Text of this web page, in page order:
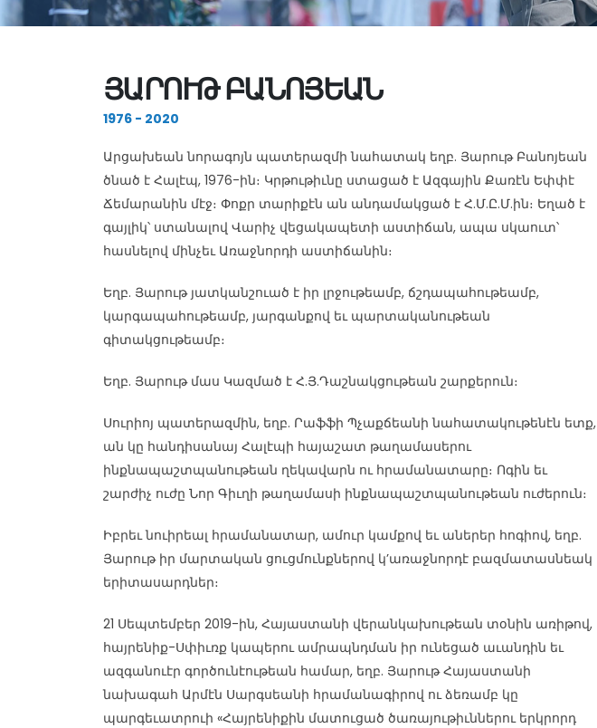
ՅԱՐՈՒԹ ԲԱՆՈՅԵԱՆ
1976 - 2020
Արցախեան նորագոյն պատերազմի նահատակ եղբ. Յարութ Բանոյեան
ծնած է Հալէպ, 1976-ին։ Կրթութիւնը ստացած է Ազգային Քառէն Եփփէ
Ճեմարանին մէջ։ Փոքր տարիքէն ան անդամակցած է Հ.Մ.Ը.Մ.ին։ Եղած է
գայլիկ՝ ստանալով Վարիչ վեցակապետի աստիճան, ապա սկաուտ՝
հասնելով մինչեւ Առաջնորդի աստիճանին։
Եղբ. Յարութ յատկանշուած է իր լրջութեամբ, ճշդապահութեամբ,
կարգապահութեամբ, յարգանքով եւ պարտականութեան
գիտակցութեամբ։
Եղբ. Յարութ մաս Կազմած է Հ.Յ.Դաշնակցութեան շարքերուն։
Սուրիոյ պատերազմին, եղբ. Րաֆֆի Պչաքճեանի նահատակութենէն ետք,
ան կը հանդիսանայ Հալէպի հայաշատ թաղամասերու
ինքնապաշտպանութեան ղեկավարն ու հրամանատարը։ Ոգին եւ
շարժիչ ուժը Նոր Գիւղի թաղամասի ինքնապաշտպանութեան ուժերուն։
Իբրեւ նուիրեալ հրամանատար, ամուր կամքով եւ աներեր հոգիով, եղբ.
Յարութ իր մարտական ցուցմունքներով կ’առաջնորդէ բազմատասնեակ
երիտասարդներ։
21 Սեպտեմբեր 2019-ին, Հայաստանի վերանկախութեան տօնին առիթով,
հայրենիք-Սփիւռք կապերու ամրապնդման իր ունեցած աւանդին եւ
ազգանուէր գործունէութեան համար, եղբ. Յարութ Հայաստանի
նախագահ Արմէն Սարգսեանի հրամանագիրով ու ձեռամբ կը
պարգեւատրուի «Հայրենիքին մատուցած ծառայութիւններու երկրորդ